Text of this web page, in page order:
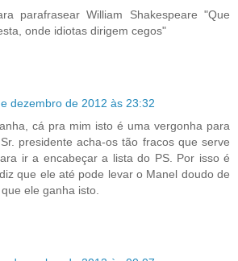
parafrasear William Shakespeare "Que
onde idiotas dirigem cegos"
dezembro de 2012 às 23:32
cá pra mim isto é uma vergonha para
presidente acha-os tão fracos que serve
ir a encabeçar a lista do PS. Por isso é
que ele até pode levar o Manel doudo de
ele ganha isto.